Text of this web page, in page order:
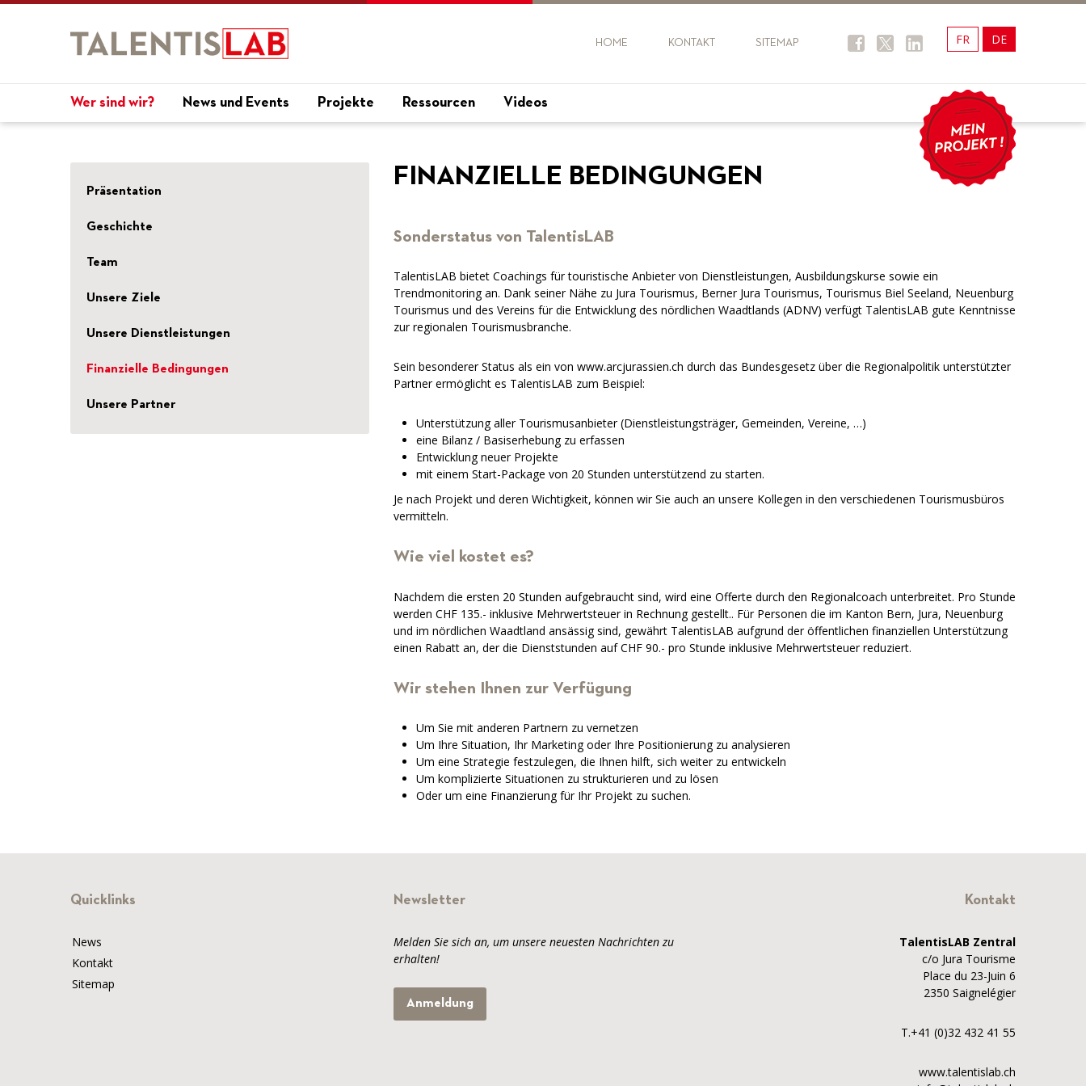
FR DE
HOME KONTAKT SITEMAP
Wer sind wir? News und Events Projekte Ressourcen Videos
Präsentation
Geschichte
Team
Unsere Ziele
Unsere Dienstleistungen
Finanzielle Bedingungen
Unsere Partner
FINANZIELLE BEDINGUNGEN
Sonderstatus von TalentisLAB
TalentisLAB bietet Coachings für touristische Anbieter von Dienstleistungen, Ausbildungskurse sowie ein
Trendmonitoring an. Dank seiner Nähe zu Jura Tourismus, Berner Jura Tourismus, Tourismus Biel Seeland, Neuenburg
Tourismus und des Vereins für die Entwicklung des nördlichen Waadtlands (ADNV) verfügt TalentisLAB gute Kenntnisse
zur regionalen Tourismusbranche.
Sein besonderer Status als ein von www.arcjurassien.ch durch das Bundesgesetz über die Regionalpolitik unterstützter
Partner ermöglicht es TalentisLAB zum Beispiel:
Unterstützung aller Tourismusanbieter (Dienstleistungsträger, Gemeinden, Vereine, …)
eine Bilanz / Basiserhebung zu erfassen
Entwicklung neuer Projekte
mit einem Start-Package von 20 Stunden unterstützend zu starten.
Je nach Projekt und deren Wichtigkeit, können wir Sie auch an unsere Kollegen in den verschiedenen Tourismusbüros
vermitteln.
Wie viel kostet es?
Nachdem die ersten 20 Stunden aufgebraucht sind, wird eine Offerte durch den Regionalcoach unterbreitet. Pro Stunde
werden CHF 135.- inklusive Mehrwertsteuer in Rechnung gestellt.. Für Personen die im Kanton Bern, Jura, Neuenburg
und im nördlichen Waadtland ansässig sind, gewährt TalentisLAB aufgrund der öffentlichen finanziellen Unterstützung
einen Rabatt an, der die Dienststunden auf CHF 90.- pro Stunde inklusive Mehrwertsteuer reduziert.
Wir stehen Ihnen zur Verfügung
Um Sie mit anderen Partnern zu vernetzen
Um Ihre Situation, Ihr Marketing oder Ihre Positionierung zu analysieren
Um eine Strategie festzulegen, die Ihnen hilft, sich weiter zu entwickeln
Um komplizierte Situationen zu strukturieren und zu lösen
Oder um eine Finanzierung für Ihr Projekt zu suchen.
Quicklinks
News
Kontakt
Sitemap
Newsletter
Melden Sie sich an, um unsere neuesten Nachrichten zu
erhalten!
Anmeldung
Kontakt
TalentisLAB Zentral
c/o Jura Tourisme
Place du 23-Juin 6
2350 Saignelégier
T.+41 (0)32 432 41 55
www.talentislab.ch